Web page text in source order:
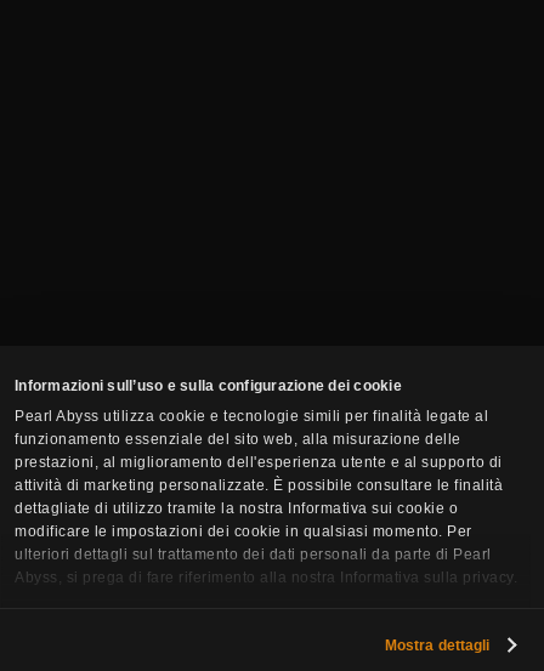
Informazioni sull’uso e sulla configurazione dei cookie
Pearl Abyss utilizza cookie e tecnologie simili per finalità legate al
funzionamento essenziale del sito web, alla misurazione delle
prestazioni, al miglioramento dell'esperienza utente e al supporto di
attività di marketing personalizzate. È possibile consultare le finalità
dettagliate di utilizzo tramite la nostra Informativa sui cookie o
modificare le impostazioni dei cookie in qualsiasi momento. Per
ulteriori dettagli sul trattamento dei dati personali da parte di Pearl
Abyss, si prega di fare riferimento alla nostra Informativa sulla privacy.
Mostra dettagli